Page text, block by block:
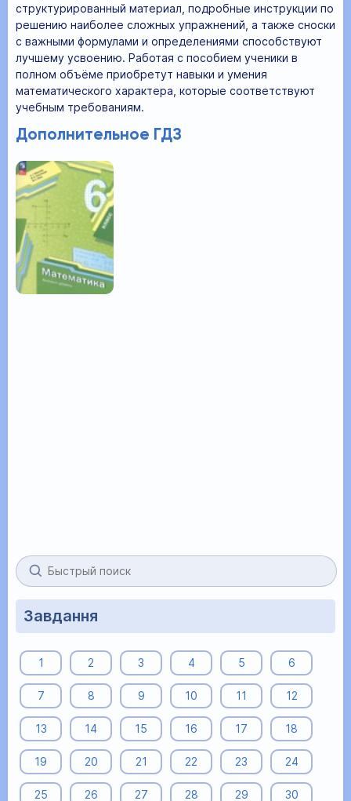
структурированный материал, подробные инструкции по
решению наиболее сложных упражнений, а также сноски
с важными формулами и определениями способствуют
лучшему усвоению. Работая с пособием ученики в
полном объёме приобретут навыки и умения
математического характера, которые соответствуют
учебным требованиям.
Дополнительное ГДЗ
Завдання
1 2 3 4 5 6
7 8 9 10 11 12
13 14 15 16 17 18
19 20 21 22 23 24
25 26 27 28 29 30